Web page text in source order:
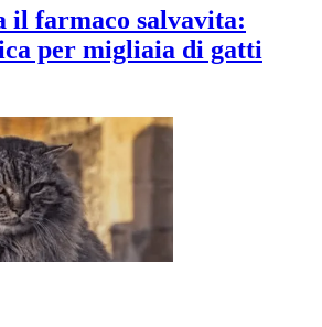
il farmaco salvavita:
per migliaia di gatti